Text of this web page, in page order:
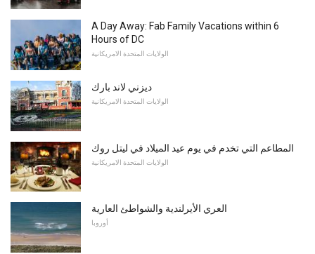
A Day Away: Fab Family Vacations within 6
Hours of DC
الولايات المتحدة الامريكانية
ديزني لاند بارك
الولايات المتحدة الامريكانية
المطاعم التي تخدم في يوم عيد الميلاد في ليتل روك
الولايات المتحدة الامريكانية
العري الأيرلندية والشواطئ العارية
أوروبا